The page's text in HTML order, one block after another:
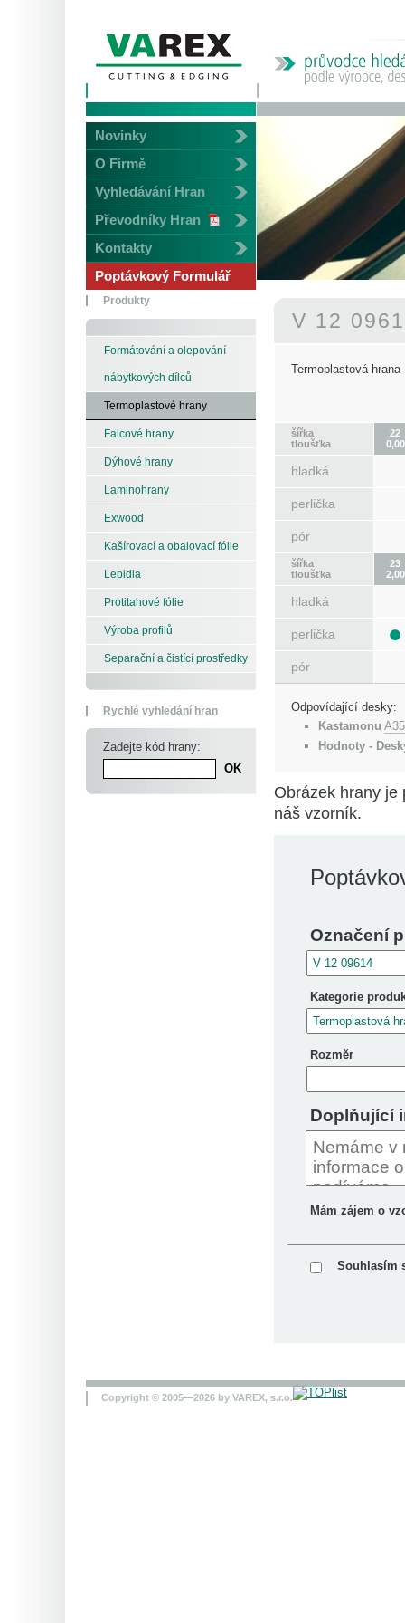
Novinky
O Firmě
Vyhledávání Hran
Převodníky Hran
Kontakty
Poptávkový Formulář
Produkty
Formátování a olepování
nábytkových dílců
Termoplastové hrany
Falcové hrany
Dýhové hrany
Laminohrany
Exwood
Kašírovací a obalovací fólie
Lepidla
Protitahové fólie
Výroba profilů
Separační a čistící prostředky
Rychlé vyhledání hran
Zadejte kód hrany:
V 12
Termoplastová hrana
šířka
tloušťka
22
0,00
hladká
perlička
pór
šířka
tloušťka
23
2,00
hladká
perlička
pór
Odpovídající desky:
Kastamonu
Hodnoty -
Obrázek hrany je
náš vzorník.
Označení
Kategorie
Rozměr
Doplňující
Mám zájem o
Souhlasím
Copyright © 2005—2026 by VAREX, s.r.o.